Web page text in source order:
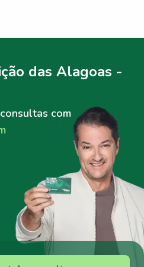
das Alagoas -
com